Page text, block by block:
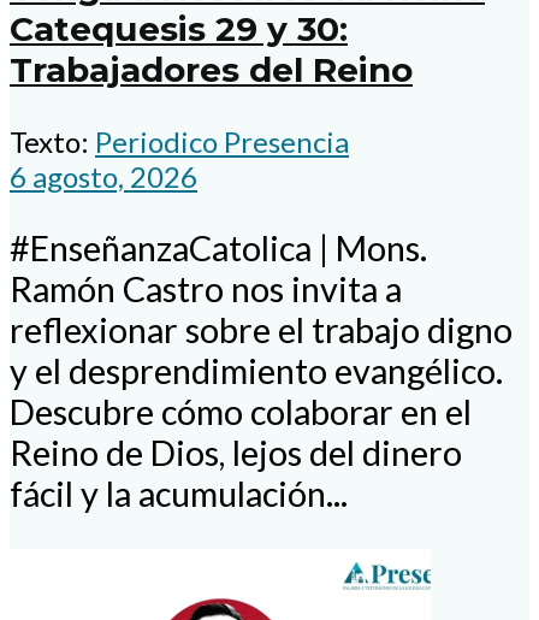
Catequesis 29 y 30:
Trabajadores del Reino
Texto: Periodico Presencia
6 agosto, 2026
#EnseñanzaCatolica | Mons.
Ramón Castro nos invita a
reflexionar sobre el trabajo digno
y el desprendimiento evangélico.
Descubre cómo colaborar en el
Reino de Dios, lejos del dinero
fácil y la acumulación...